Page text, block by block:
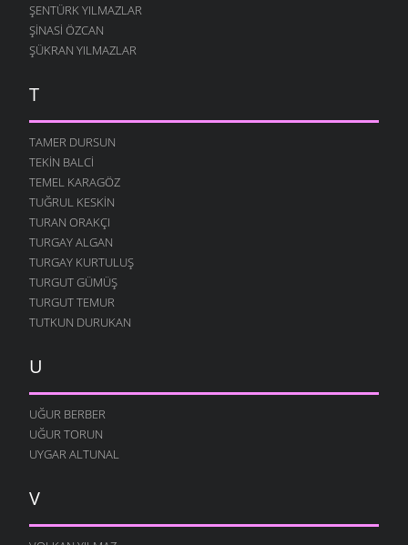
ŞENTÜRK YILMAZLAR
ŞINASI ÖZCAN
ŞÜKRAN YILMAZLAR
T
TAMER DURSUN
TEKIN BALCI
TEMEL KARAGÖZ
TUĞRUL KESKIN
TURAN ORAKÇI
TURGAY ALGAN
TURGAY KURTULUŞ
TURGUT GÜMÜŞ
TURGUT TEMUR
TUTKUN DURUKAN
U
UĞUR BERBER
UĞUR TORUN
UYGAR ALTUNAL
V